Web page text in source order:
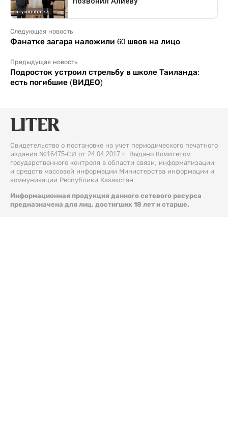
Следующая новость
Фанатке загара наложили 60 швов на лицо
Предыдущая новость
Подросток устроил стрельбу в школе Таиланда:
есть погибшие (ВИДЕО)
Свидетельство о постановке на учет периодического печатного
издания №16475-СИ от 24.04.2017 г. Выдано Комитетом
государственного контроля в области связи, информатизации
и средств массовой информации Министерства информации и
коммуникации Республики Казахстан.
Информационная продукция данного сетевого ресурса
предназначена для лиц, достигших 18 лет и старше.